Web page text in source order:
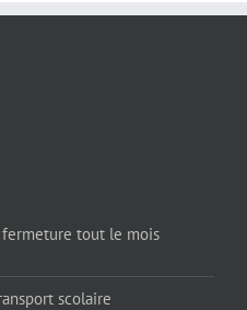
fermeture tout le mois
scolaire